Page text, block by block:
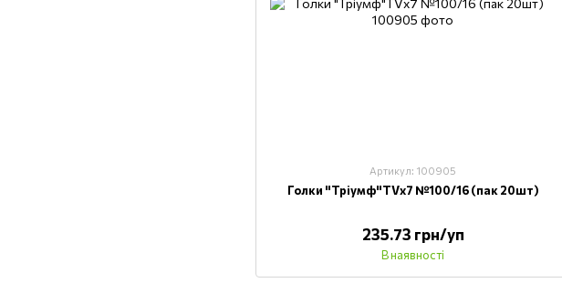
Артикул: 100905
Голки "Тріумф"TVх7 №100/16 (пак 20шт)
235.73 грн/уп
В наявності